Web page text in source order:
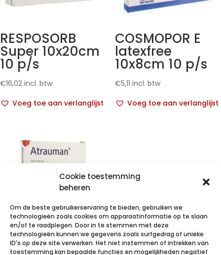
Cookie toestemming
beheren
Om de beste gebruikerservaring te bieden, gebruiken we
technologieën zoals cookies om apparaatinformatie op te slaan
en/of te raadplegen. Door in te stemmen met deze
technologieën kunnen we gegevens zoals surfgedrag of unieke
ID's op deze site verwerken. Het niet instemmen of intrekken van
toestemming kan bepaalde functies en mogelijkheden negatief
RESPOSORB
Super 10x20cm
10 p/s
€16,02 incl. btw
Voeg toe aan verlanglijst
COSMOPOR E
latexfree
10x8cm 10 p/s
€5,11 incl. btw
Voeg toe aan verlanglijst